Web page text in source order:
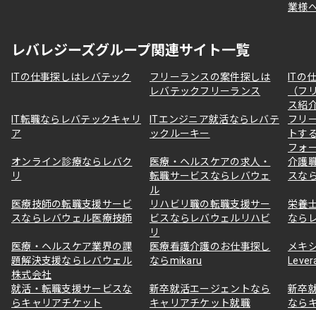
業様
レバレジーズグループ関連サイト一覧
ITの仕事探しはレバテック
フリーランスの案件探しは
レバテックフリーランス
ITの
（フ
ス紹
IT転職ならレバテックキャリ
ア
ITエンジニア就活ならレバテ
ックルーキー
フリ
トす
フォ
オンライン診療ならレバク
リ
医療・ヘルスケアの求人・
転職サービスならレバウェ
ル
介護
スな
医療技師の転職支援サービ
スならレバウェル医療技師
リハビリ職の転職支援サー
ビスならレバウェルリハビ
リ
栄養
なら
医療・ヘルスケア業界の課
題解決支援ならレバウェル
株式会社
医療看護介護のお仕事探し
ならmikaru
メキ
就活・転職支援サービスな
らキャリアチケット
新卒就活エージェントなら
キャリアチケット就職
新卒
なら